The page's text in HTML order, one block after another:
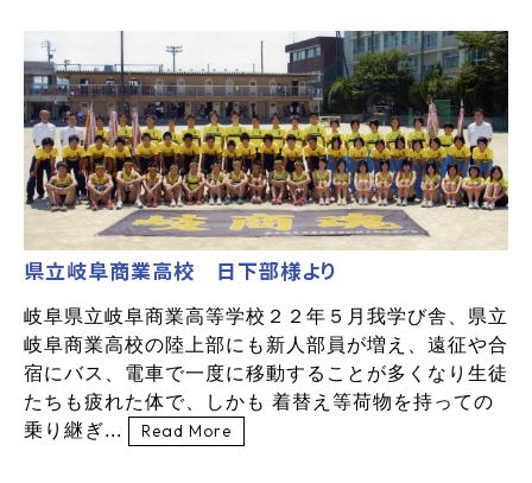
県立岐阜商業高校 日下部様より
岐阜県立岐阜商業高等学校２２年５月我学び舎、県立
岐阜商業高校の陸上部にも新人部員が増え、遠征や合
宿にバス、電車で一度に移動することが多くなり生徒
たちも疲れた体で、しかも 着替え等荷物を持っての
乗り継ぎ...
Read More